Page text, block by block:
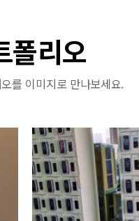
폴리오
를 이미지로 만나보세요.